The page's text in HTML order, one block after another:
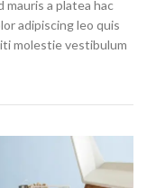
mauris a platea hac
adipiscing leo quis
molestie vestibulum